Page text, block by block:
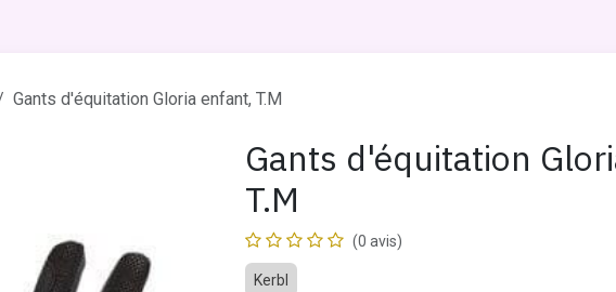
Gants d'équitation Gloria enfant, T.M
Gants d'équitation
T.M
(0 avis)
Kerbl